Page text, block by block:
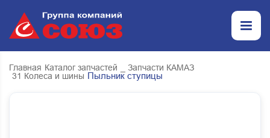
Главная Каталог запчастей
_ Запчасти КАМАЗ
31 Колеса и шины Пыльник ступицы